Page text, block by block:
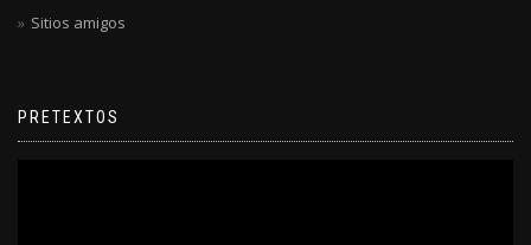
Sitios amigos
PRETEXTOS